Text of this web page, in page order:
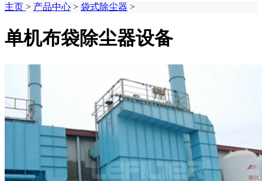
主页 > 产品中心 > 袋式除尘器 >
单机布袋除尘器设备